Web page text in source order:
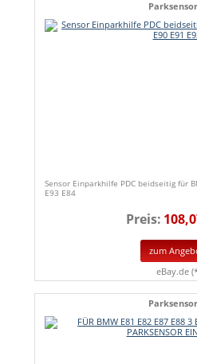
Sensor Einparkhilfe PDC beidseitig für
E93 E84
Preis:
zum
eBay.de